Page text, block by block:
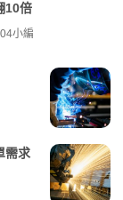
10倍
小編
需求